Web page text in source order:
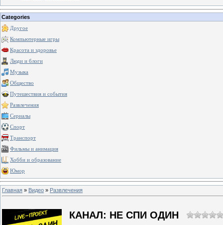
Categories
Другое
Компьютерные игры
Красота и здоровье
Люди и блоги
Музыка
Общество
Путешествия и события
Развлечения
Сериалы
Спорт
Транспорт
Фильмы и анимация
Хобби и образование
Юмор
Главная » Видео » Развлечения
КАНАЛ: НЕ СПИ ОДИН